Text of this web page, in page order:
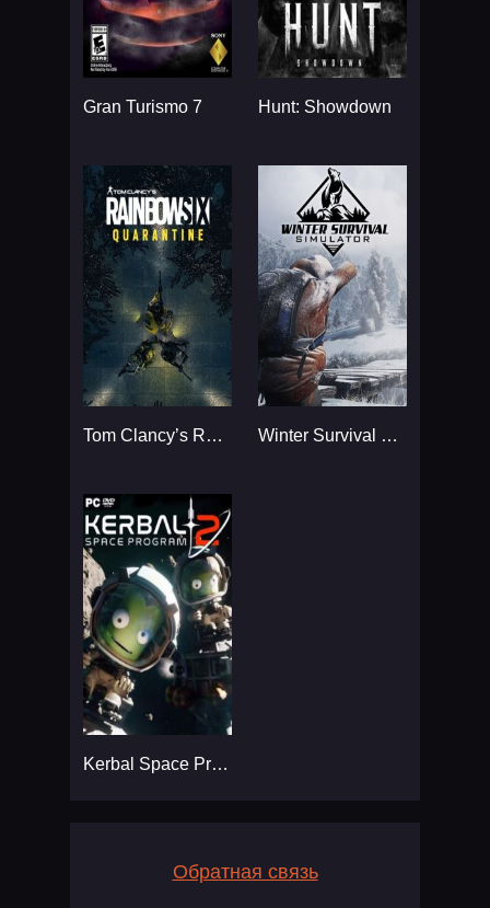
Gran Turismo 7 Hunt: Showdown
Tom Clancy’s Rainbow Six Winter Survival Simulator
Kerbal Space Program 2
Обратная связь